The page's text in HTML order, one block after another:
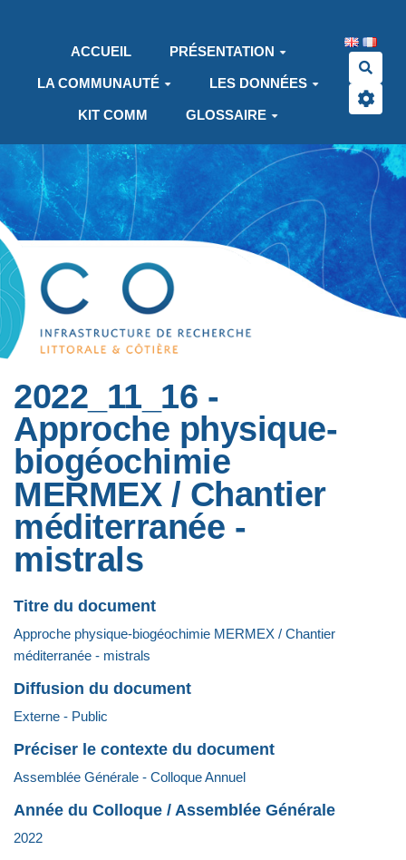
ACCUEIL
PRÉSENTATION
LA COMMUNAUTÉ LES DONNÉES
KIT COMM GLOSSAIRE
2022_11_16 -
Approche physique-
biogéochimie
MERMEX / Chantier
méditerranée -
mistrals
Titre du document
Approche physique-biogéochimie MERMEX / Chantier
méditerranée - mistrals
Diffusion du document
Externe - Public
Préciser le contexte du document
Assemblée Générale - Colloque Annuel
Année du Colloque / Assemblée Générale
2022